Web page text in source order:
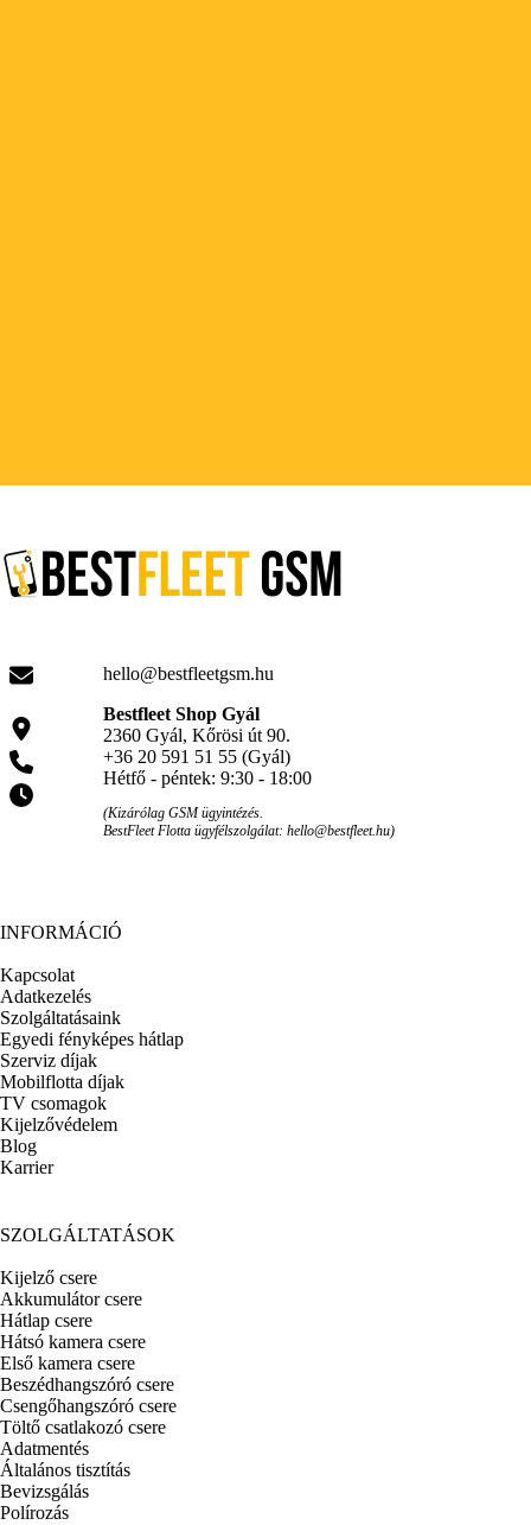
hello@bestfleetgsm.hu
Bestfleet Shop Gyál
2360 Gyál, Kőrösi út 90.
+36 20 591 51 55 (Gyál)
Hétfő - péntek: 9:30 - 18:00
(Kizárólag GSM ügyintézés.
BestFleet Flotta ügyfélszolgálat: hello@bestfleet.hu)
INFORMÁCIÓ
Kapcsolat
Adatkezelés
Szolgáltatásaink
Egyedi fényképes hátlap
Szerviz díjak
Mobilflotta díjak
TV csomagok
Kijelzővédelem
Blog
Karrier
SZOLGÁLTATÁSOK
Kijelző csere
Akkumulátor csere
Hátlap csere
Hátsó kamera csere
Első kamera csere
Beszédhangszóró csere
Csengőhangszóró csere
Töltő csatlakozó csere
Adatmentés
Általános tisztítás
Bevizsgálás
Polírozás